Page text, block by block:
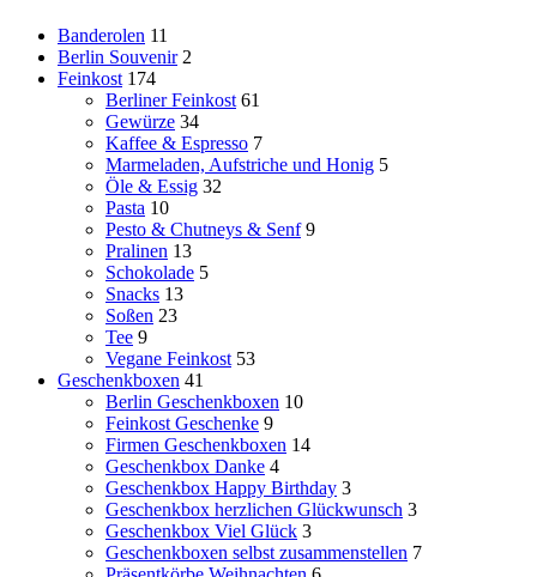
Banderolen 11
Berlin Souvenir 2
Feinkost 174
Berliner Feinkost 61
Gewürze 34
Kaffee & Espresso 7
Marmeladen, Aufstriche und Honig 5
Öle & Essig 32
Pasta 10
Pesto & Chutneys & Senf 9
Pralinen 13
Schokolade 5
Snacks 13
Soßen 23
Tee 9
Vegane Feinkost 53
Geschenkboxen 41
Berlin Geschenkboxen 10
Feinkost Geschenke 9
Firmen Geschenkboxen 14
Geschenkbox Danke 4
Geschenkbox Happy Birthday 3
Geschenkbox herzlichen Glückwunsch 3
Geschenkbox Viel Glück 3
Geschenkboxen selbst zusammenstellen 7